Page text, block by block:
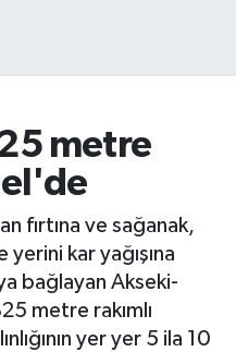
metre
fırtına ve sağanak,
kar yağışına
bağlayan Akseki-
metre rakımlı
yer yer 5 ila 10